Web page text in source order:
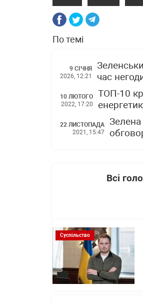
По темі
9 СІЧНЯ
2026, 12:21
час
10 ЛЮТОГО
2022, 17:20
ТОП-10
22 ЛИСТОПАДА
2021, 15:47
Зелена
Всі
Суспільство